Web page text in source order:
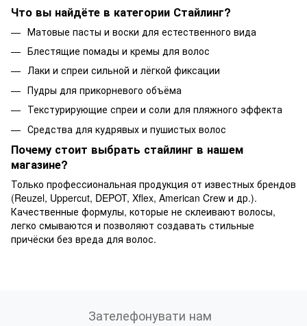
Что вы найдёте в категории Стайлинг?
Матовые пасты и воски для естественного вида
Блестящие помады и кремы для волос
Лаки и спреи сильной и лёгкой фиксации
Пудры для прикорневого объёма
Текстурирующие спреи и соли для пляжного эффекта
Средства для кудрявых и пушистых волос
Почему стоит выбрать стайлинг в нашем
магазине?
Только профессиональная продукция от известных брендов
(Reuzel, Uppercut, DEPOT, Xflex, American Crew и др.).
Качественные формулы, которые не склеивают волосы,
легко смываются и позволяют создавать стильные
причёски без вреда для волос.
Зателефонувати нам